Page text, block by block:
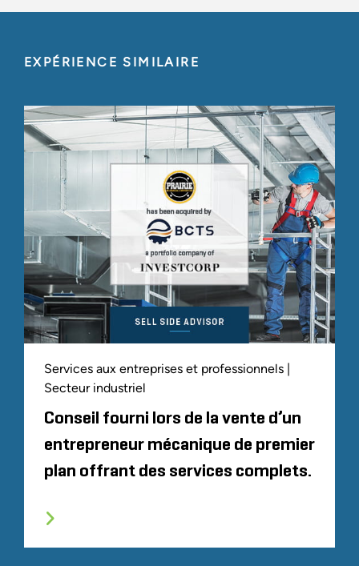
EXPÉRIENCE SIMILAIRE
Services aux entreprises et professionnels |
Secteur industriel
Conseil fourni lors de la vente d’un
entrepreneur mécanique de premier
plan offrant des services complets.